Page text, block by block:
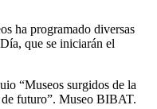
ha programado diversas
que se iniciarán el
“Museos surgidos de la
futuro”. Museo BIBAT.